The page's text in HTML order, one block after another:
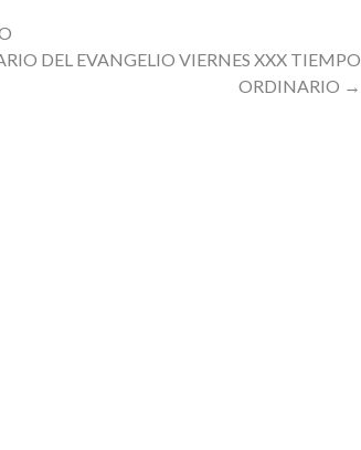
DEL EVANGELIO VIERNES XXX TIEMPO
ORDINARIO →